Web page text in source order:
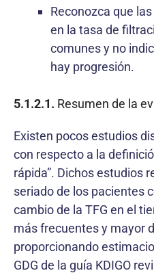
Reconozca que
en la tasa de
comunes y no
hay progresión.
5.1.2.1. Resumen de la
Existen pocos estudios
con respecto a la
rápida”. Dichos estudios
seriado de los pacientes
cambio de la TFG en el
más frecuentes y mayor
proporcionando
GDG de la guía KDIGO